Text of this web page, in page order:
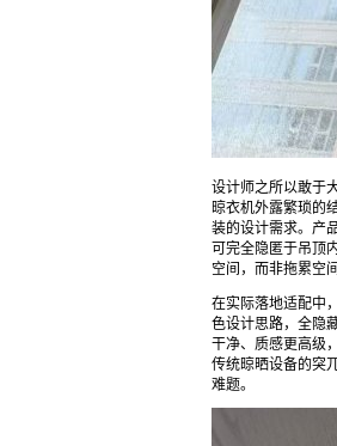
设计师之所以敢于
晾衣机外露繁琐的
装的设计需求。产
可完全隐匿于吊顶
空间，而非拖累空间
在实际落地适配中
色设计思路，全隐
干净、质感更高级
传统晾晒设备的突
难题。